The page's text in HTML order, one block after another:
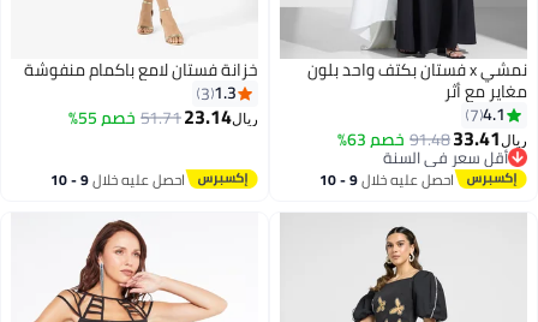
نمشي x فستان بكتف واحد بلون
مغاير مع أثر
4.1
7
ريال33.41
91.48خصم 63%
أقل سعر في السنة
أقل سعر في السنة
احصل عليه خلال 9 - 10
خزانة فستان لامع باكمام منفوشة
1.3
3
ريال23.14
51.71خصم 55%
احصل عليه خلال 9 - 10